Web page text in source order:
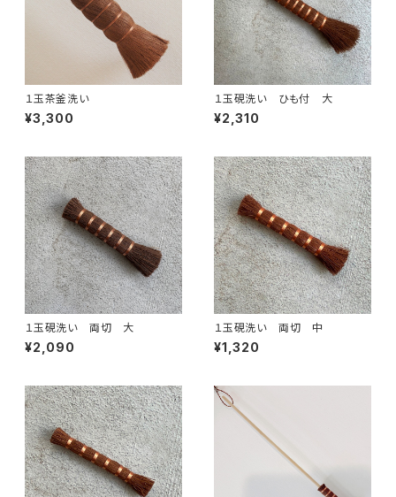
１玉茶釜洗い
¥3,300
１玉硯洗い ひも付 大
¥2,310
１玉硯洗い 両切 大
¥2,090
１玉硯洗い 両切 中
¥1,320